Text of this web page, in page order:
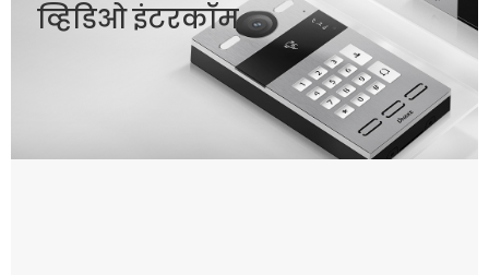
व्हिडिओ इंटरकॉम